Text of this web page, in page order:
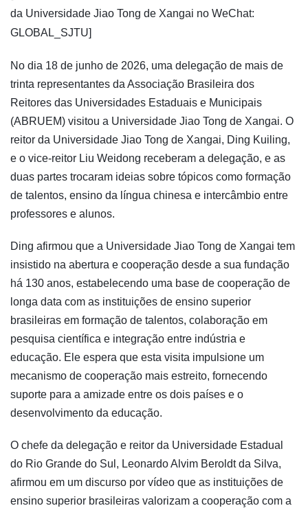
da Universidade Jiao Tong de Xangai no WeChat:
GLOBAL_SJTU]
No dia 18 de junho de 2026, uma delegação de mais de
trinta representantes da Associação Brasileira dos
Reitores das Universidades Estaduais e Municipais
(ABRUEM) visitou a Universidade Jiao Tong de Xangai. O
reitor da Universidade Jiao Tong de Xangai, Ding Kuiling,
e o vice-reitor Liu Weidong receberam a delegação, e as
duas partes trocaram ideias sobre tópicos como formação
de talentos, ensino da língua chinesa e intercâmbio entre
professores e alunos.
Ding afirmou que a Universidade Jiao Tong de Xangai tem
insistido na abertura e cooperação desde a sua fundação
há 130 anos, estabelecendo uma base de cooperação de
longa data com as instituições de ensino superior
brasileiras em formação de talentos, colaboração em
pesquisa científica e integração entre indústria e
educação. Ele espera que esta visita impulsione um
mecanismo de cooperação mais estreito, fornecendo
suporte para a amizade entre os dois países e o
desenvolvimento da educação.
O chefe da delegação e reitor da Universidade Estadual
do Rio Grande do Sul, Leonardo Alvim Beroldt da Silva,
afirmou em um discurso por vídeo que as instituições de
ensino superior brasileiras valorizam a cooperação com a